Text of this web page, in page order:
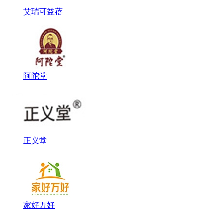
艾瑞可益蓓
阿陀堂
正义堂
家好万好